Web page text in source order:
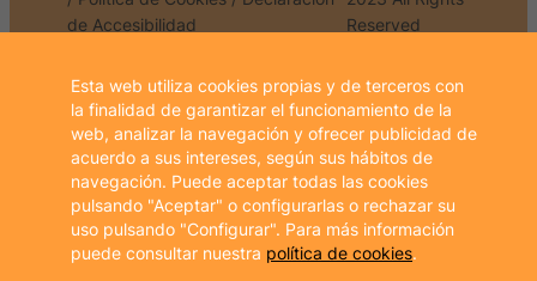
de Accesibilidad
Reserved
PROGRAMA KIT DIGITAL COFINANCIADO POR LOS
FONDOS NEXT GENERATION (EU)
DEL MECANISMO DE RECUPERACIÓN Y RESILIENCIA
Esta web utiliza cookies propias y de terceros con
la finalidad de garantizar el funcionamiento de la
web, analizar la navegación y ofrecer publicidad de
acuerdo a sus intereses, según sus hábitos de
navegación. Puede aceptar todas las cookies
pulsando "Aceptar" o configurarlas o rechazar su
uso pulsando "Configurar". Para más información
puede consultar nuestra política de cookies.